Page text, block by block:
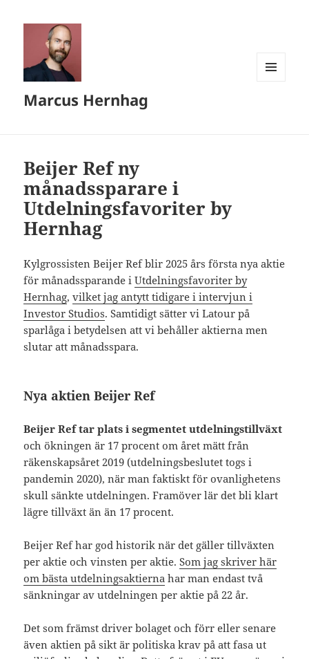
Marcus Hernhag
Beijer Ref ny
månadssparare i
Utdelningsfavoriter by
Hernhag
Kylgrossisten Beijer Ref blir 2025 års första nya aktie
för månadssparande iUtdelningsfavoriter by
Hernhag,vilket jag antytt tidigare i intervjun i
Investor Studios. Samtidigt sätter vi Latour på
sparlåga i betydelsen att vi behåller aktierna men
slutar att månadsspara.
Nya aktien Beijer Ref
Beijer Ref tar plats i segmentet utdelningstillväxt
och ökningen är 17 procent om året mätt från
räkenskapsåret 2019 (utdelningsbeslutet togs i
pandemin 2020), när man faktiskt för ovanlighetens
skull sänkte utdelningen. Framöver lär det bli klart
lägre tillväxt än än 17 procent.
Beijer Ref har god historik när det gäller tillväxten
per aktie och vinsten per aktie.Som jag skriver här
om bästa utdelningsaktierna har man endast två
sänkningar av utdelningen per aktie på 22 år.
Det som främst driver bolaget och förr eller senare
även aktien på sikt är politiska krav på att fasa ut